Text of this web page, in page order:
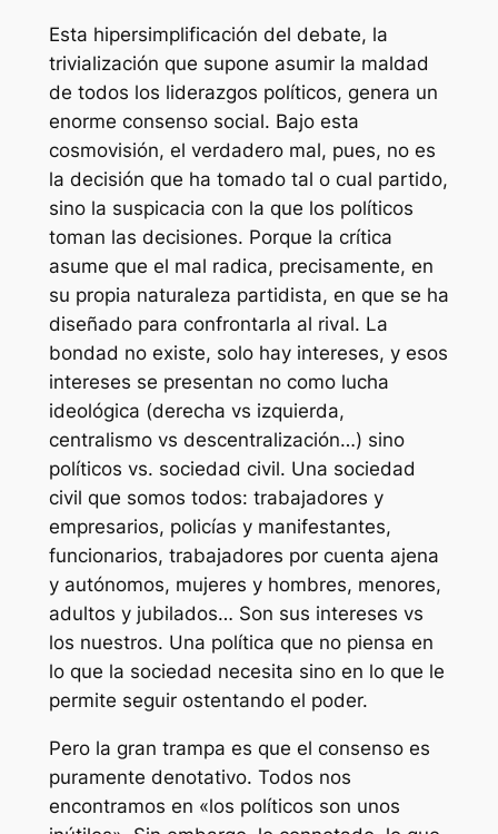
Esta hipersimplificación del debate, la
trivialización que supone asumir la maldad
de todos los liderazgos políticos, genera un
enorme consenso social. Bajo esta
cosmovisión, el verdadero mal, pues, no es
la decisión que ha tomado tal o cual partido,
sino la suspicacia con la que los políticos
toman las decisiones. Porque la crítica
asume que el mal radica, precisamente, en
su propia naturaleza partidista, en que se ha
diseñado para confrontarla al rival. La
bondad no existe, solo hay intereses, y esos
intereses se presentan no como lucha
ideológica (derecha vs izquierda,
centralismo vs descentralización…) sino
políticos vs. sociedad civil. Una sociedad
civil que somos todos: trabajadores y
empresarios, policías y manifestantes,
funcionarios, trabajadores por cuenta ajena
y autónomos, mujeres y hombres, menores,
adultos y jubilados… Son sus intereses vs
los nuestros. Una política que no piensa en
lo que la sociedad necesita sino en lo que le
permite seguir ostentando el poder.
Pero la gran trampa es que el consenso es
puramente denotativo. Todos nos
encontramos en «los políticos son unos